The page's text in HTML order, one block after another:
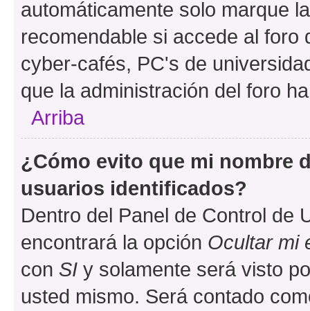
automáticamente solo marque
recomendable si accede al foro
cyber-cafés, PC's de
que la administración del foro
Arriba
¿Cómo evito que mi nombre
usuarios identificados?
Dentro del Panel de Control de
encontrará la opción Ocultar mi
con SI y solamente será visto
usted mismo. Será contado